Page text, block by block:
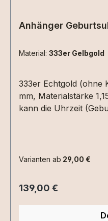
Anhänger
Material: 333er Gelbgold
333er Echtgold (ohne
mm, Materialstärke
kann die Uhrzeit
Zeichen.Bitte die
Varianten ab 29,00 €
Regulärer Preis:
139,00 €